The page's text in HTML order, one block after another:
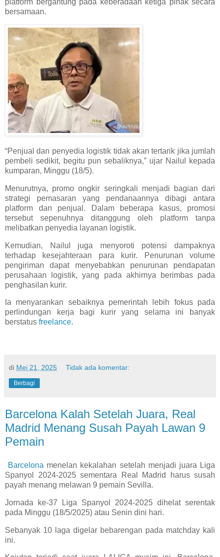
platform bergantung pada keberadaan ketiga pihak secara
bersamaan.
“Penjual dan penyedia logistik tidak akan tertarik jika jumlah
pembeli sedikit, begitu pun sebaliknya,” ujar Nailul kepada
kumparan, Minggu (18/5).
Menurutnya, promo ongkir seringkali menjadi bagian dari
strategi pemasaran yang pendanaannya dibagi antara
platform dan penjual. Dalam beberapa kasus, promosi
tersebut sepenuhnya ditanggung oleh platform tanpa
melibatkan penyedia layanan logistik.
Kemudian, Nailul juga menyoroti potensi dampaknya
terhadap kesejahteraan para kurir. Penurunan volume
pengiriman dapat menyebabkan penurunan pendapatan
perusahaan logistik, yang pada akhirnya berimbas pada
penghasilan kurir.
Ia menyarankan sebaiknya pemerintah lebih fokus pada
perlindungan kerja bagi kurir yang selama ini banyak
berstatus freelance.
di Mei 21, 2025 Tidak ada komentar:
Berbagi
Barcelona Kalah Setelah Juara, Real
Madrid Menang Susah Payah Lawan 9
Pemain
Barcelona menelan kekalahan setelah menjadi juara Liga
Spanyol 2024-2025 sementara Real Madrid harus susah
payah menang melawan 9 pemain Sevilla.
Jornada ke-37 Liga Spanyol 2024-2025 dihelat serentak
pada Minggu (18/5/2025) atau Senin dini hari.
Sebanyak 10 laga digelar bebarengan pada matchday kali
ini.